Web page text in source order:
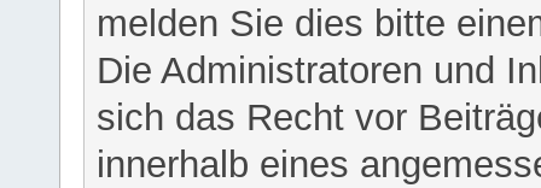
melden Sie dies bitte
Die Administratoren und
sich das Recht vor
innerhalb eines